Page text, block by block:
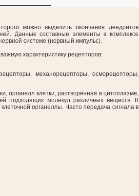
можно выделить окончания дендритов
Данные составные элементы в комплексе
системе (нервный импульс).
характеристику рецепторов:
механорецепторы, осморецепторы,
органелл клетки, растворённая в цитоплазме,
подходящих молекул различных веществ. В
органеллы. Часто передача сигнала в